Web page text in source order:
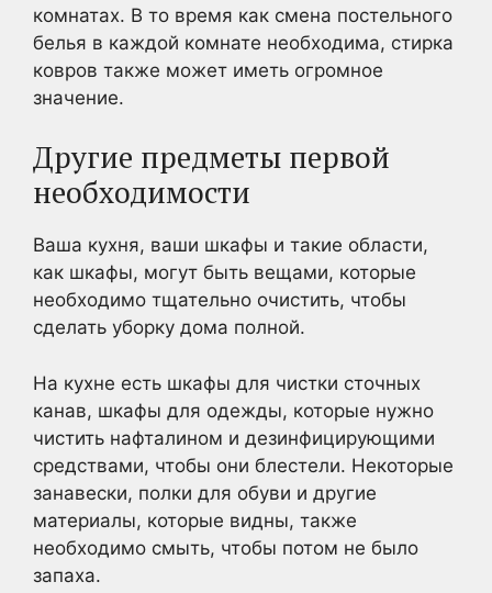
комнатах. В то время как смена постельного
белья в каждой комнате необходима, стирка
ковров также может иметь огромное
значение.
Другие предметы первой
необходимости
Ваша кухня, ваши шкафы и такие области,
как шкафы, могут быть вещами, которые
необходимо тщательно очистить, чтобы
сделать уборку дома полной.
На кухне есть шкафы для чистки сточных
канав, шкафы для одежды, которые нужно
чистить нафталином и дезинфицирующими
средствами, чтобы они блестели. Некоторые
занавески, полки для обуви и другие
материалы, которые видны, также
необходимо смыть, чтобы потом не было
запаха.